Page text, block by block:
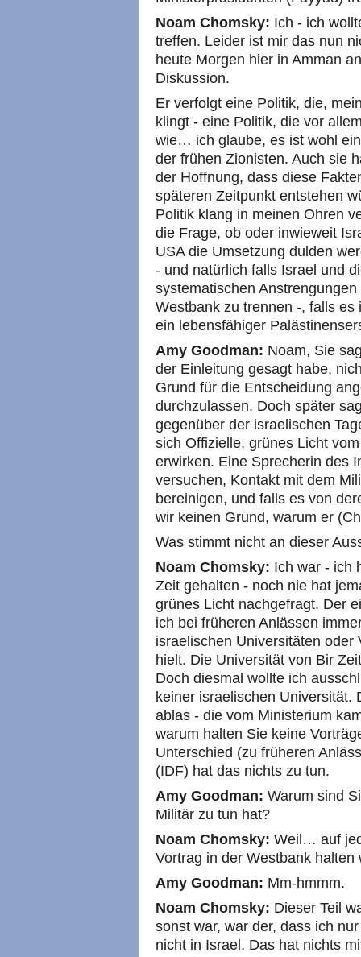
Noam Chomsky: Ich - ich
treffen. Leider ist mir das nun
heute Morgen hier in Amman
Diskussion.
Er verfolgt eine Politik, die,
klingt - eine Politik, die vor
wie… ich glaube, es ist wohl
der frühen Zionisten. Auch sie
der Hoffnung, dass diese
späteren Zeitpunkt entstehen
Politik klang in meinen Ohren
die Frage, ob oder inwieweit
USA die Umsetzung dulden
- und natürlich falls Israel und
systematischen
Westbank zu trennen -, falls
ein lebensfähiger
Amy Goodman: Noam, Sie
der Einleitung gesagt habe,
Grund für die Entscheidung
durchzulassen. Doch später
gegenüber der israelischen
sich Offizielle, grünes Licht
erwirken. Eine Sprecherin des
versuchen, Kontakt mit dem
bereinigen, und falls es von
wir keinen Grund, warum er
Was stimmt nicht an dieser
Noam Chomsky: Ich war - ich
Zeit gehalten - noch nie hat
grünes Licht nachgefragt. Der
ich bei früheren Anlässen
israelischen Universitäten
hielt. Die Universität von Bir
Doch diesmal wollte ich
keiner israelischen Universität.
ablas - die vom Ministerium
warum halten Sie keine
Unterschied (zu früheren
(IDF) hat das nichts zu tun.
Amy Goodman: Warum sind
Militär zu tun hat?
Noam Chomsky: Weil… auf
Vortrag in der Westbank halten
Amy Goodman: Mm-hmmm.
Noam Chomsky: Dieser Teil
sonst war, war der, dass ich
nicht in Israel. Das hat nichts